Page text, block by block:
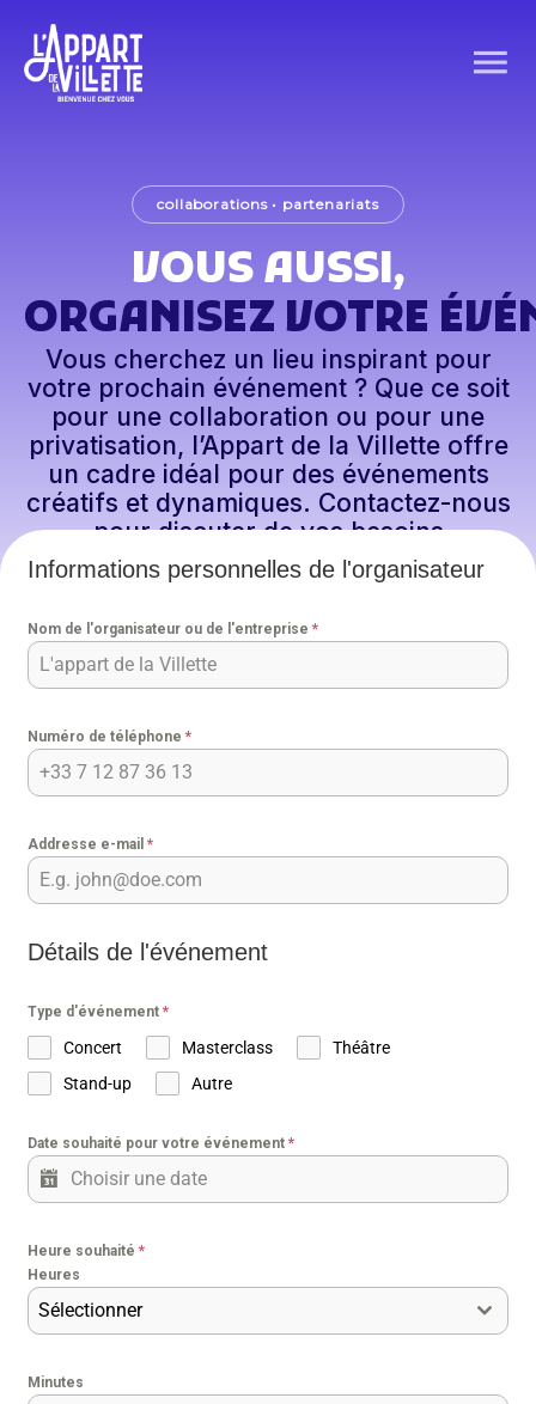
collaborations • partenariats
VOUS AUSSI,
ORGANISEZ VOTRE
Vous cherchez un lieu inspirant pour
votre prochain événement ? Que ce soit
pour une collaboration ou pour une
privatisation, l’Appart de la Villette offre
un cadre idéal pour des événements
créatifs et dynamiques. Contactez-nous
pour discuter de vos besoins
spécifiques et découvrir comment nous
pouvons vous aider à créer un
événement sur mesure et mémorable.
Informations personnelles de l'organisateur
Nom de l'organisateur ou de l'entreprise *
Numéro de téléphone *
Addresse e-mail *
Détails de l'événement
Type d'événement *
Concert Masterclass
Théâtre
Stand-up
Autre
Date souhaité pour votre événement *
Heure souhaité *
Heures
Sélectionner
Minutes